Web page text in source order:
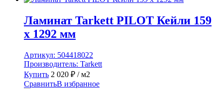
Ламинат Tarkett PILOT Кейли 159
x 1292 мм
Артикул: 504418022
Производитель: Tarkett
Купить 2 020 ₽ / м2
СравнитьВ избранное